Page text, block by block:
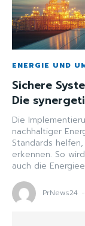
ENERGIE UND
Sichere
Die
Die
nachhaltiger
Standards
erkennen. So
auch die
PrNews24 -